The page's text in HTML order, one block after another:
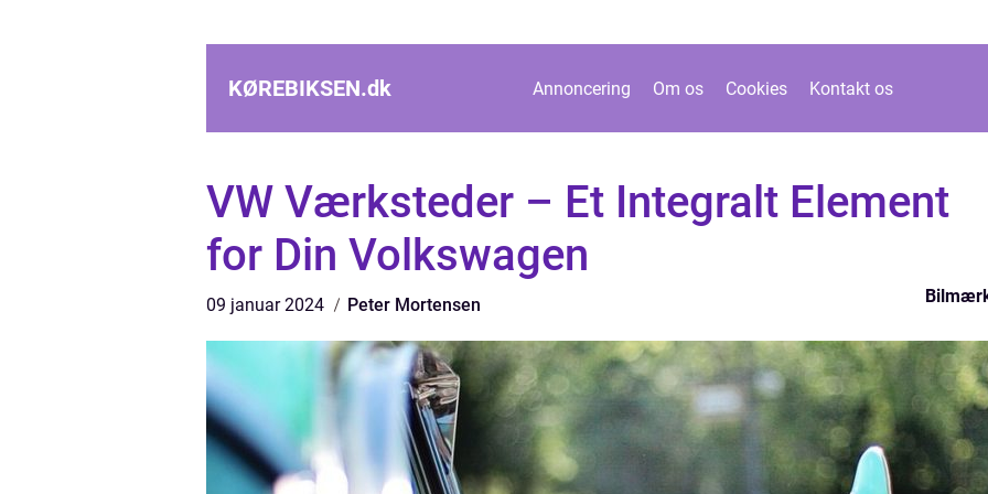
KØREBIKSEN.dk Annoncering Om os Cookies Kontakt os
VW Værksteder – Et Integralt Element
for Din Volkswagen
09 januar 2024 Peter Mortensen